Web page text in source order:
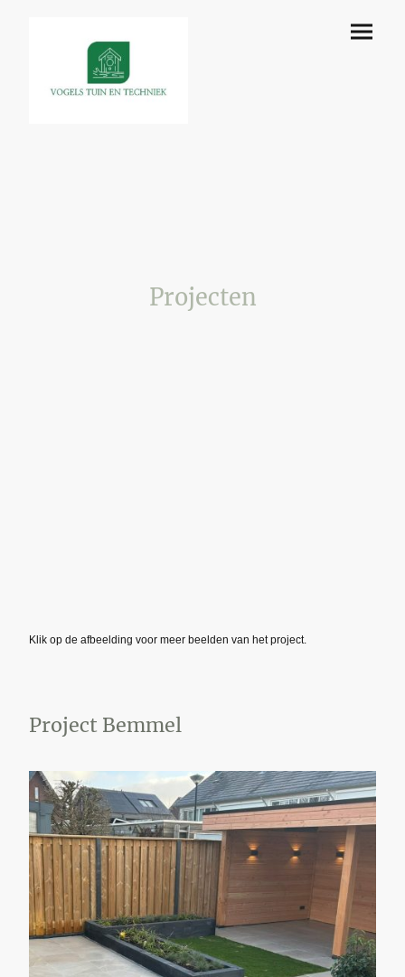
Projecten
Klik op de afbeelding voor meer beelden van het project.
Project Bemmel